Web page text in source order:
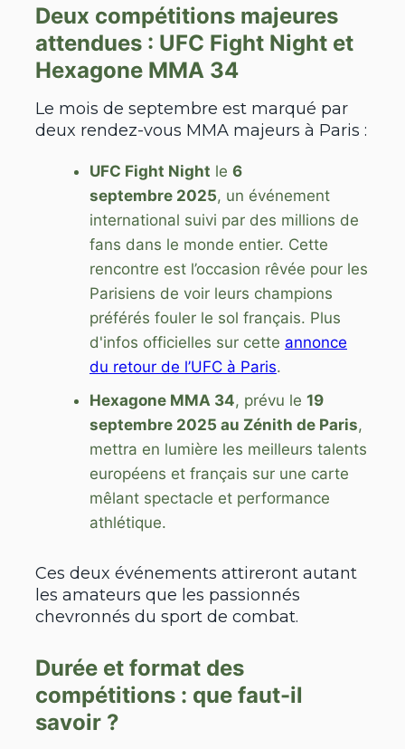
Deux compétitions majeures
attendues : UFC Fight Night et
Hexagone MMA 34
Le mois de septembre est marqué par
deux rendez-vous MMA majeurs à Paris :
UFC Fight Night le 6
septembre 2025, un événement
international suivi par des millions de
fans dans le monde entier. Cette
rencontre est l’occasion rêvée pour les
Parisiens de voir leurs champions
préférés fouler le sol français. Plus
d'infos officielles sur cette annonce
du retour de l’UFC à Paris.
Hexagone MMA 34, prévu le 19
septembre 2025 au Zénith de Paris,
mettra en lumière les meilleurs talents
européens et français sur une carte
mêlant spectacle et performance
athlétique.
Ces deux événements attireront autant
les amateurs que les passionnés
chevronnés du sport de combat.
Durée et format des
compétitions : que faut-il
savoir ?